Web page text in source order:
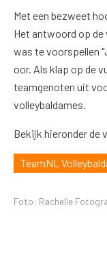
Met een bezweet
Het antwoord op de
was te voorspellen
oor. Als klap op de
teamgenoten uit
volleybaldames.
Bekijk hieronder de
TeamNL
Foto: Rachelle